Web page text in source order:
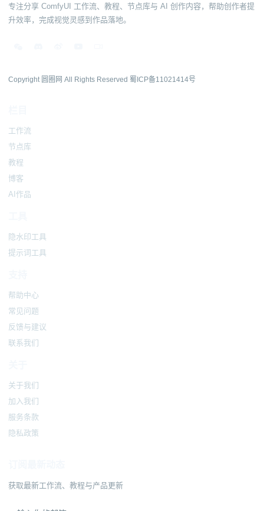
专注分享 ComfyUI 工作流、教程、节点库与 AI 创作内容，帮助创作者提
升效率，完成视觉灵感到作品落地。
Copyright 圆圈网 All Rights Reserved 蜀ICP备11021414号
工作流
节点库
教程
博客
AI作品
隐水印工具
提示词工具
帮助中心
常见问题
反馈与建议
联系我们
关于我们
加入我们
服务条款
隐私政策
获取最新工作流、教程与产品更新